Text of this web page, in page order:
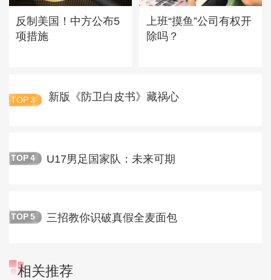
反制美国！中方公布5
项措施
上班“摸鱼”公司有权开
除吗？
TOP 3 新版《防卫白皮书》藏祸心
TOP 4 U17男足国家队：未来可期
TOP 5 三招教你识破真假全麦面包
相关推荐